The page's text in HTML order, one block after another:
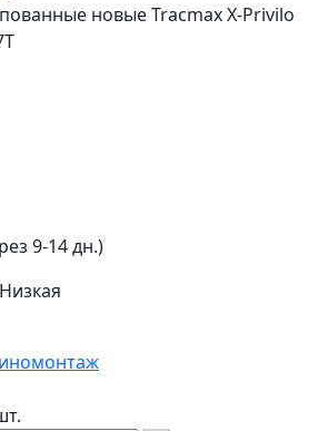
новые Tracmax X-Privilo
9-14 дн.)
Низкая